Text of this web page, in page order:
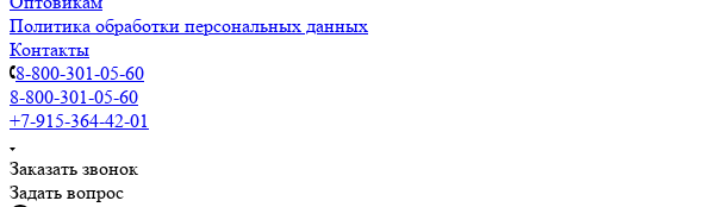
Политика обработки персональных данных
Контакты
8-800-301-05-60
8-800-301-05-60
+7-915-364-42-01
Заказать звонок
Задать вопрос